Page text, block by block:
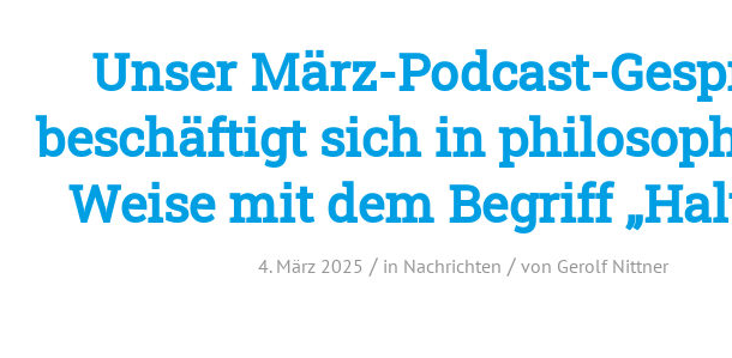
Unser März-Podcast-
beschäftigt sich in
Weise mit dem Begriff
4. März 2025 / in Nachrichten / von Gerolf Nittner